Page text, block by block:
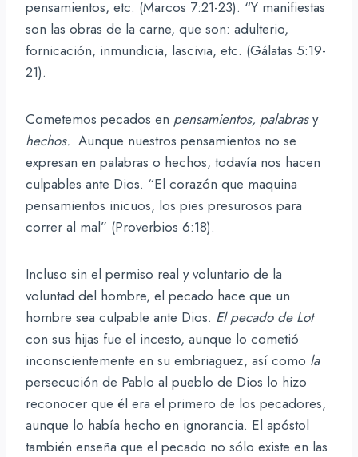
pensamientos, etc. (Marcos 7:21-23). “Y manifiestas
son las obras de la carne, que son: adulterio,
fornicación, inmundicia, lascivia, etc. (Gálatas 5:19-
21).
Cometemos pecados en pensamientos, palabrasy
hechos. Aunque nuestros pensamientos no se
expresan en palabras o hechos, todavía nos hacen
culpables ante Dios. “El corazón que maquina
pensamientos inicuos, los pies presurosos para
correr al mal” (Proverbios 6:18).
Incluso sin el permiso real y voluntario de la
voluntad del hombre, el pecado hace que un
hombre sea culpable ante Dios. El pecado de Lot
con sus hijas fue el incesto, aunque lo cometió
inconscientemente en su embriaguez, así como la
persecución de Pablo al pueblo de Dios lo hizo
reconocer que él era el primero de los pecadores,
aunque lo había hecho en ignorancia. El apóstol
también enseña que el pecado no sólo existe en las